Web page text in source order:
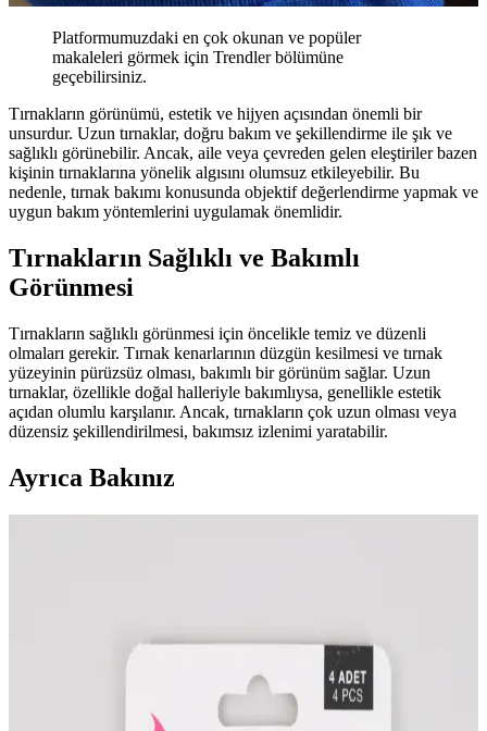
Platformumuzdaki en çok okunan ve popüler
makaleleri görmek için Trendler bölümüne
geçebilirsiniz.
Tırnakların görünümü, estetik ve hijyen açısından önemli bir
unsurdur. Uzun tırnaklar, doğru bakım ve şekillendirme ile şık ve
sağlıklı görünebilir. Ancak, aile veya çevreden gelen eleştiriler bazen
kişinin tırnaklarına yönelik algısını olumsuz etkileyebilir. Bu
nedenle, tırnak bakımı konusunda objektif değerlendirme yapmak ve
uygun bakım yöntemlerini uygulamak önemlidir.
Tırnakların Sağlıklı ve Bakımlı
Görünmesi
Tırnakların sağlıklı görünmesi için öncelikle temiz ve düzenli
olmaları gerekir. Tırnak kenarlarının düzgün kesilmesi ve tırnak
yüzeyinin pürüzsüz olması, bakımlı bir görünüm sağlar. Uzun
tırnaklar, özellikle doğal halleriyle bakımlıysa, genellikle estetik
açıdan olumlu karşılanır. Ancak, tırnakların çok uzun olması veya
düzensiz şekillendirilmesi, bakımsız izlenimi yaratabilir.
Ayrıca Bakınız
için önerilen bakım yöntemleri detaylı şekilde ele alınıyor.
Tırnak Bakımı ve Aile Eleştirileri: Sağlıklı ve Estetik
Tırnaklar İçin Doğru Yaklaşımlar